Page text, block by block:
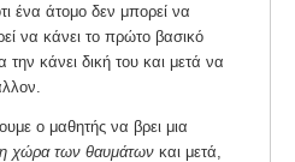
ένα άτομο δεν μπορεί να
να κάνει το πρώτο βασικό
κάνει δική του και μετά να
ο μαθητής να βρει μια
χώρα των θαυμάτων και μετά,